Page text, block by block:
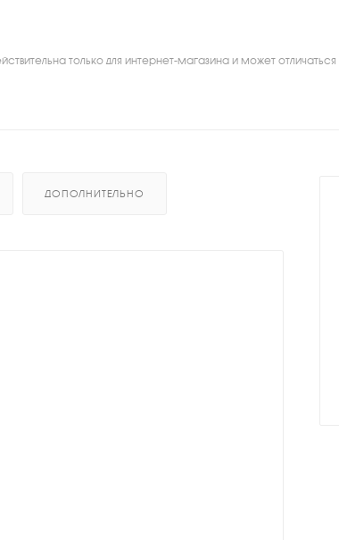
только для интернет-магазина и может
ДОПОЛНИТЕЛЬНО